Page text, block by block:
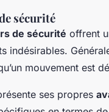
sécurité
de sécurité offrent
indésirables.
mouvement est
ses propres